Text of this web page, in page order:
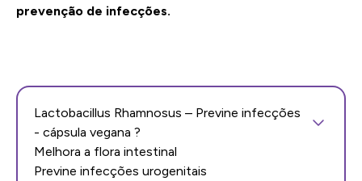
prevenção de infecções.
Lactobacillus Rhamnosus – Previne infecções
- cápsula vegana ?
Melhora a flora intestinal
Previne infecções urogenitais